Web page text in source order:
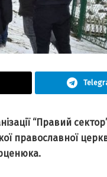
“Правий
православної